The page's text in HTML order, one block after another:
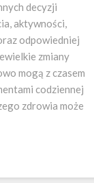
decyzji
aktywności,
odpowiedniej
zmiany
mogą z czasem
codziennej
zdrowia może